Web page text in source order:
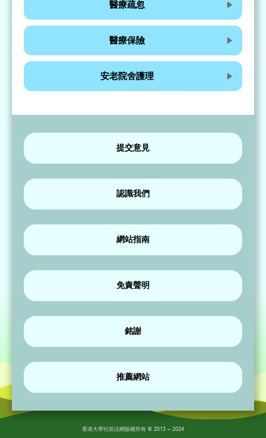
醫療疏忽
醫療保險
安老院舍護理
提交意見
認識我們
網站指南
免責聲明
銘謝
推薦網站
香港大學社區法網版權所有 © 2013 – 2024